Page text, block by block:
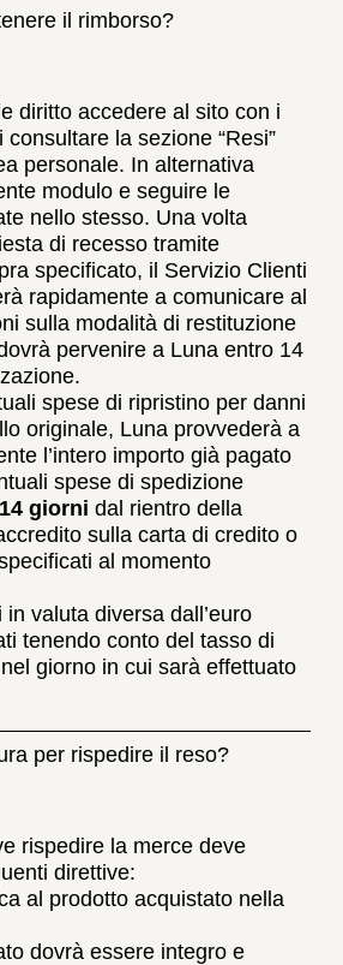
il rimborso?
diritto accedere al sito con i
la sezione “Resi”
personale. In alternativa
modulo e seguire le
nello stesso. Una volta
di recesso tramite
specificato, il Servizio Clienti
rapidamente a comunicare al
sulla modalità di restituzione
pervenire a Luna entro 14
spese di ripristino per danni
originale, Luna provvederà a
l’intero importo già pagato
spese di spedizione
14 giorni dal rientro della
sulla carta di credito o
al momento
valuta diversa dall’euro
tenendo conto del tasso di
giorno in cui sarà effettuato
per rispedire il reso?
rispedire la merce deve
direttive:
al prodotto acquistato nella
dovrà essere integro e